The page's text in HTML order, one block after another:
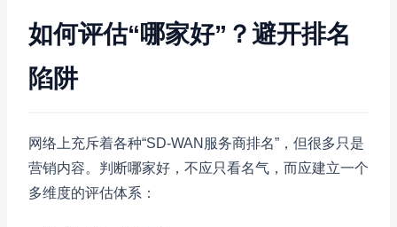
如何评估“哪家好”？避开排名
陷阱
网络上充斥着各种“SD-WAN服务商排名”，但很多只是
营销内容。判断哪家好，不应只看名气，而应建立一个
多维度的评估体系：